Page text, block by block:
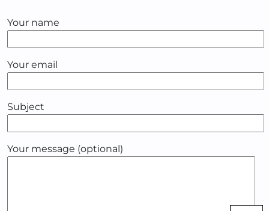
Your name
Your email
Subject
Your message (optional)